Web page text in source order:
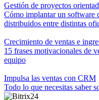
Gestión de proyectos
Cómo implantar un software
distribuidos entre distintas
Crecimiento de ventas e
15 frases motivacionales de
equipo
Impulsa las ventas con CRM
Todo lo que necesitas saber